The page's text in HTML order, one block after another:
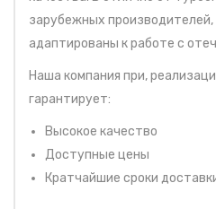
зарубежных производителей,
адаптированы к работе с
Наша компания при,
гарантирует:
Высокое качество
Доступные цены
Кратчайшие сроки